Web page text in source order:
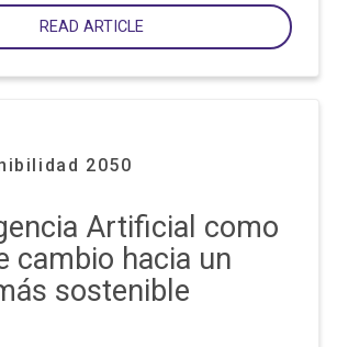
READ ARTICLE
2050
Artificial como
cambio hacia un
sostenible